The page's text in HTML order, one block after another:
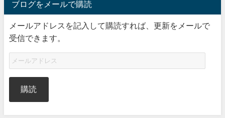
ブログをメールで購読
メールアドレスを記入して購読すれば、更新をメールで
受信できます。
購読